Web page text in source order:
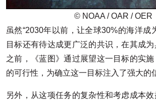
© NOAA / OAR / OER
虽然“2030年以前，让全球30%的海洋成
目标还有待达成更广泛的共识，在其成
之前，《蓝图》通过展望这一目标的实
的可行性，为确立这一目标注入了强大的
另外，从这项任务的复杂性和考虑成本效